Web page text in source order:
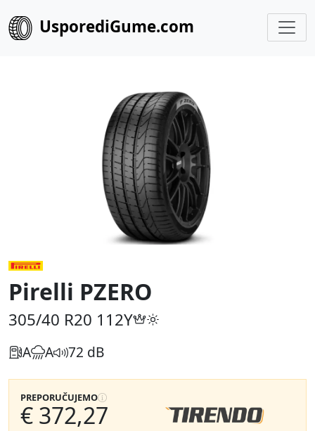
UsporediGume.com
Pirelli PZERO
305/40 R20 112Y
A A 72 dB
PREPORUČUJEMO
€ 372,27